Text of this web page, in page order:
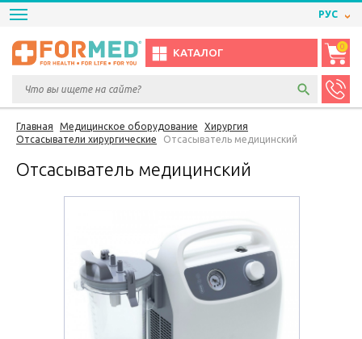
РУС
КАТАЛОГ
0
Главная Медицинское оборудование
Хирургия
Отсасыватели хирургические
Отсасыватель медицинский
Отсасыватель медицинский